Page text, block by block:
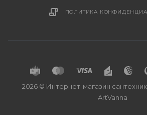
ПОЛИТИКА
2026 © Интернет-магазин
ArtVanna